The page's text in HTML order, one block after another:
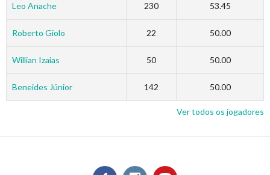
Leo Anache 230 53.45
Roberto Giolo 22 50.00
Willian Izaias 50 50.00
Beneides Júnior 142 50.00
Ver todos os jogadores